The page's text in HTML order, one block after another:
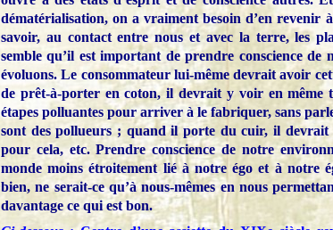
dématérialisation, on a vraiment besoin d’en revenir
savoir, au contact entre nous et avec la terre, les
semble qu’il est important de prendre conscience de
évoluons. Le consommateur lui-même devrait avoir
de prêt-à-porter en coton, il devrait y voir en même
étapes polluantes pour arriver à le fabriquer, sans
sont des pollueurs ; quand il porte du cuir, il
pour cela, etc. Prendre conscience de notre
monde moins étroitement lié à notre égo et à notre
bien, ne serait-ce qu’à nous-mêmes en nous
davantage ce qui est bon.